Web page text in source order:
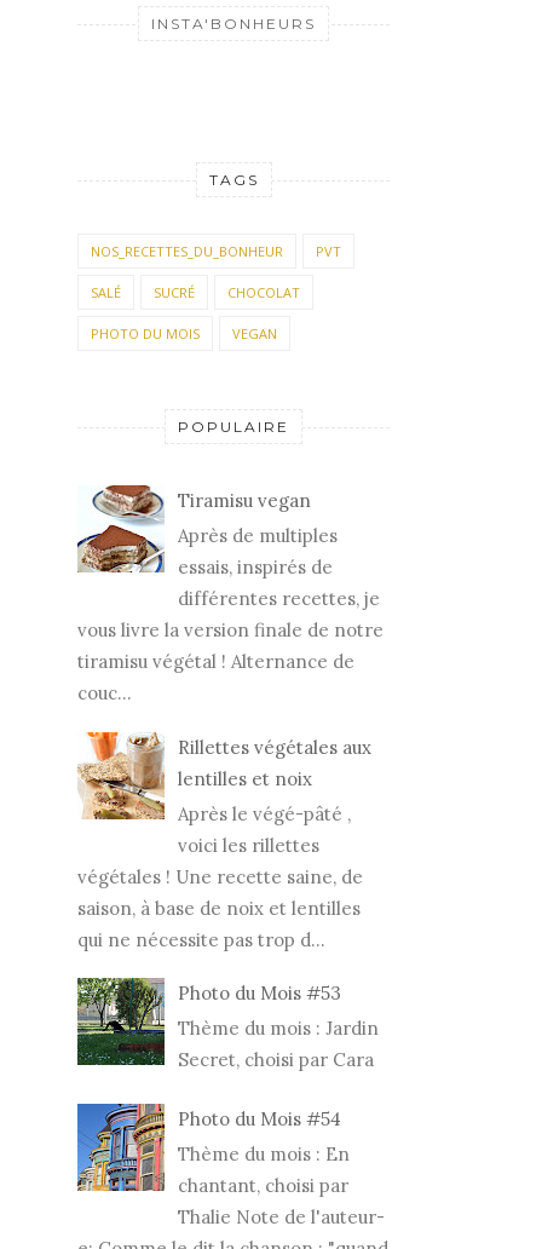
INSTA'BONHEURS
TAGS
NOS_RECETTES_DU_BONHEUR PVT
SALÉ SUCRÉ CHOCOLAT
PHOTO DU MOIS VEGAN
POPULAIRE
Tiramisu vegan
Après de multiples
essais, inspirés de
différentes recettes, je
vous livre la version finale de notre
tiramisu végétal ! Alternance de
couc...
Rillettes végétales aux
lentilles et noix
Après le végé-pâté ,
voici les rillettes
végétales ! Une recette saine, de
saison, à base de noix et lentilles
qui ne nécessite pas trop d...
Photo du Mois #53
Thème du mois : Jardin
Secret, choisi par Cara
Photo du Mois #54
Thème du mois : En
chantant, choisi par
Thalie Note de l'auteur-